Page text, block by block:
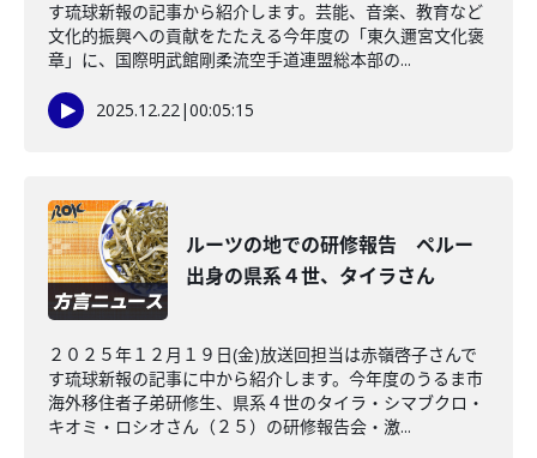
す琉球新報の記事から紹介します。芸能、音楽、教育など
文化的振興への貢献をたたえる今年度の「東久邇宮文化褒
章」に、国際明武館剛柔流空手道連盟総本部の...
2025.12.22|00:05:15
ルーツの地での研修報告 ペルー
出身の県系４世、タイラさん
２０２５年１２月１９日(金)放送回担当は赤嶺啓子さんで
す琉球新報の記事に中から紹介します。今年度のうるま市
海外移住者子弟研修生、県系４世のタイラ・シマブクロ・
キオミ・ロシオさん（２５）の研修報告会・激...